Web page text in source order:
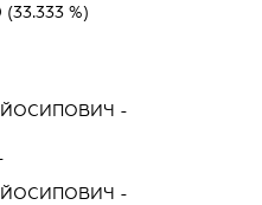
(33.333 %)
ЙОСИПОВИЧ -
ЙОСИПОВИЧ -